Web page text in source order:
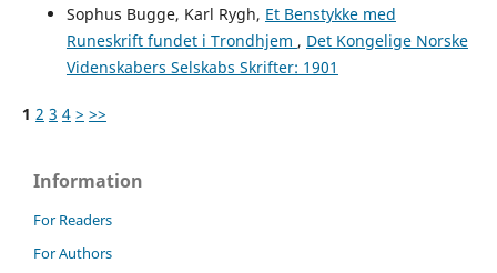
Sophus Bugge, Karl Rygh, Et Benstykke med
Runeskrift fundet i Trondhjem , Det Kongelige Norske
Videnskabers Selskabs Skrifter: 1901
1 2 3 4 > >>
Information
For Readers
For Authors